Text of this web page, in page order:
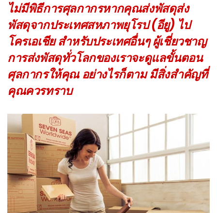
ไม่มีพิธีการศุลกากรหากคุณส่งพัสดุส่ง
พัสดุจากประเทศสหภาพยุโรป (อียู) ไป
โครเอเชีย สำหรับประเทศอื่นๆ ผู้เชี่ยวชาญ
การส่งพัสดุทั่วโลกของเราจะดูแลขั้นตอน
ศุลกากรให้คุณ อย่างไรก็ตาม มีสิ่งสำคัญที่
คุณควรทราบ